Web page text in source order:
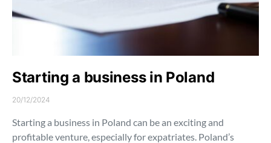
Starting a business in Poland
20/12/2024
Starting a business in Poland can be an exciting and
profitable venture, especially for expatriates. Poland’s